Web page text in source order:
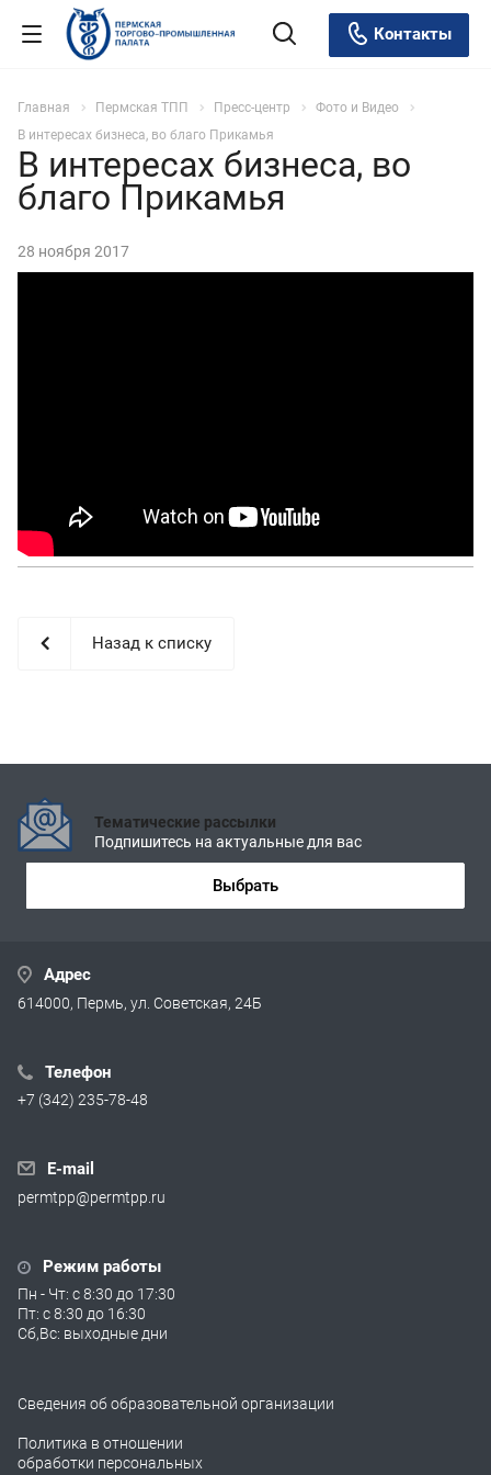
Контакты
Главная Пермская ТПП Пресс-центр
Фото и Видео
В интересах бизнеса, во благо Прикамья
В интересах бизнеса, во
благо Прикамья
28 ноября 2017
Назад к списку
Тематические рассылки
Подпишитесь на актуальные для вас
Выбрать
Адрес
614000, Пермь, ул. Советская, 24Б
Телефон
+7 (342) 235-78-48
E-mail
permtpp@permtpp.ru
Режим работы
Пн - Чт: с 8:30 до 17:30
Пт: с 8:30 до 16:30
Сб,Вс: выходные дни
Сведения об образовательной организации
Политика в отношении
обработки персональных